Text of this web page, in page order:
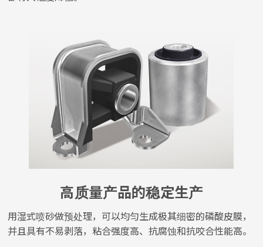
高质量产品的稳定生产
用湿式喷砂做预处理，可以均匀生成极其细密的磷酸皮膜，
并且具有不易剥落，粘合强度高、抗腐蚀和抗咬合性能高。